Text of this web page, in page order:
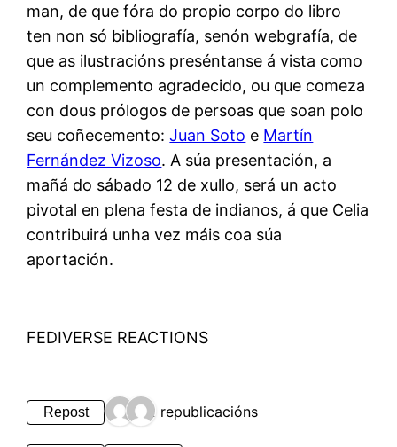
man, de que fóra do propio corpo do libro
ten non só bibliografía, senón webgrafía, de
que as ilustracións preséntanse á vista como
un complemento agradecido, ou que comeza
con dous prólogos de persoas que soan polo
seu coñecemento:Juan Soto e Martín
Fernández Vizoso. A súa presentación, a
mañá do sábado 12 de xullo, será un acto
pivotal en plena festa de indianos, á que Celia
contribuirá unha vez máis coa súa
aportación.
FEDIVERSE REACTIONS
Repost 2 republicacións